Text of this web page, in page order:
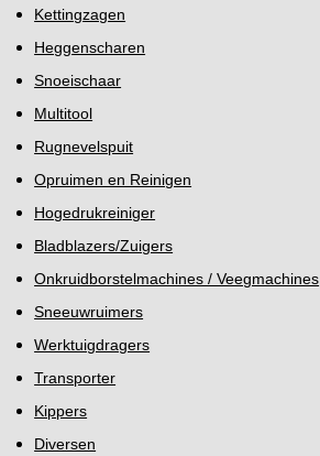
Kettingzagen
Heggenscharen
Snoeischaar
Multitool
Rugnevelspuit
Opruimen en Reinigen
Hogedrukreiniger
Bladblazers/Zuigers
Onkruidborstelmachines / Veegmachines
Sneeuwruimers
Werktuigdragers
Transporter
Kippers
Diversen